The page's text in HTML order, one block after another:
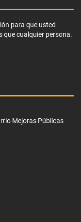
para que usted
que cualquier persona.
Mejoras Públicas